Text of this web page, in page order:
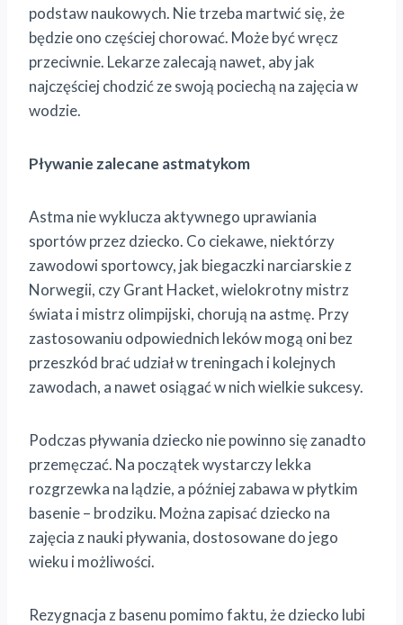
podstaw naukowych. Nie trzeba martwić się, że
będzie ono częściej chorować. Może być wręcz
przeciwnie. Lekarze zalecają nawet, aby jak
najczęściej chodzić ze swoją pociechą na zajęcia w
wodzie.
Pływanie zalecane astmatykom
Astma nie wyklucza aktywnego uprawiania
sportów przez dziecko. Co ciekawe, niektórzy
zawodowi sportowcy, jak biegaczki narciarskie z
Norwegii, czy Grant Hacket, wielokrotny mistrz
świata i mistrz olimpijski, chorują na astmę. Przy
zastosowaniu odpowiednich leków mogą oni bez
przeszkód brać udział w treningach i kolejnych
zawodach, a nawet osiągać w nich wielkie sukcesy.
Podczas pływania dziecko nie powinno się zanadto
przemęczać. Na początek wystarczy lekka
rozgrzewka na lądzie, a później zabawa w płytkim
basenie – brodziku. Można zapisać dziecko na
zajęcia z nauki pływania, dostosowane do jego
wieku i możliwości.
Rezygnacja z basenu pomimo faktu, że dziecko lubi